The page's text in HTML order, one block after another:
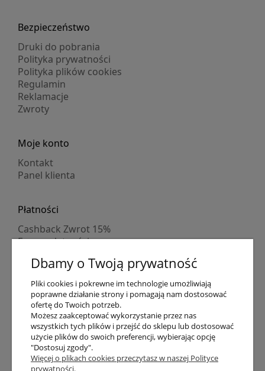
Bezpieczeństwo
Druki do pobrania
Polityka prywatności
Polityka plików cookies
Regulamin
Reklamacje
Zwroty
Moje konto
Kontakt
Panel klienta
Płatności
Cashback Zwrot 15%
Formy płatności
Numer konta
PayPo kupujesz, nie płacisz
Progi rabatowe
Promocje
Dostawa
Czas wysyłki
Dbamy o Twoją prywatność
Pliki cookies i pokrewne im technologie umożliwiają
poprawne działanie strony i pomagają nam dostosować
ofertę do Twoich potrzeb.
Możesz zaakceptować wykorzystanie przez nas
wszystkich tych plików i przejść do sklepu lub dostosować
użycie plików do swoich preferencji, wybierając opcję
"Dostosuj zgody".
Więcej o plikach cookies przeczytasz w naszej Polityce
prywatności.